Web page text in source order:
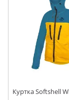
Куртка Softshell